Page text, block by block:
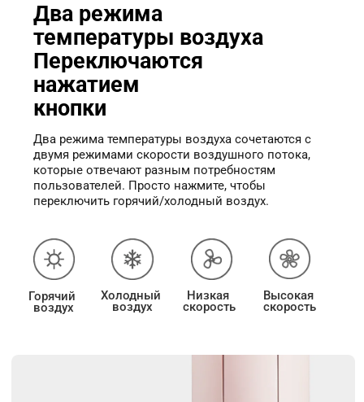
Два режима
температуры воздуха
Переключаются
нажатием
кнопки
Два режима температуры воздуха сочетаются с
двумя режимами скорости воздушного потока,
которые отвечают разным потребностям
пользователей. Просто нажмите, чтобы
переключить горячий/холодный воздух.
Горячий
воздух
Холодный
воздух
Низкая
скорость
Высокая
скорость